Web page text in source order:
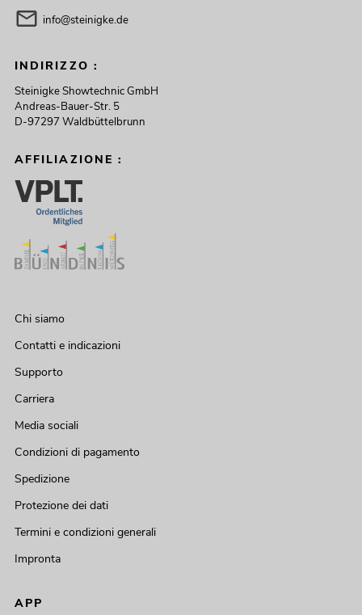
info@steinigke.de
INDIRIZZO :
Steinigke Showtechnic GmbH
Andreas-Bauer-Str. 5
D-97297 Waldbüttelbrunn
AFFILIAZIONE :
Chi siamo
Contatti e indicazioni
Supporto
Carriera
Media sociali
Condizioni di pagamento
Spedizione
Protezione dei dati
Termini e condizioni generali
Impronta
APP